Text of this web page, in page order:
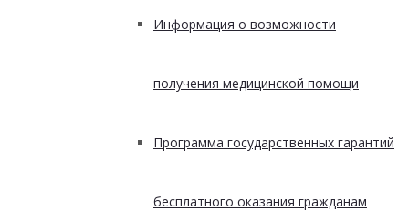
Информация о возможности
получения медицинской помощи
Программа государственных гарантий
бесплатного оказания гражданам